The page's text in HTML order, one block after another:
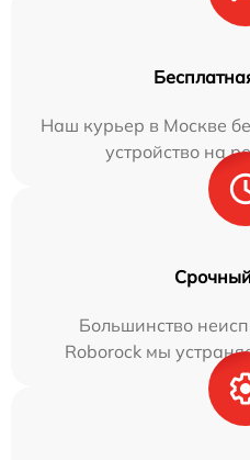
Наш курьер в Москве
устройство на
Большинство
Roborock мы